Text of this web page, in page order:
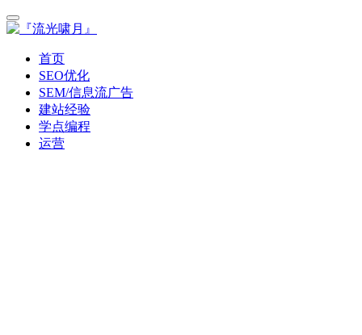
首页
SEO优化
SEM/信息流广告
建站经验
学点编程
运营